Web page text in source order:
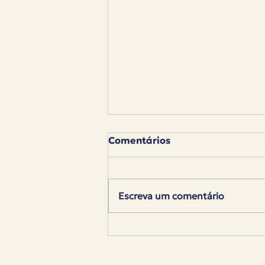
Comentários
Escreva um comentário